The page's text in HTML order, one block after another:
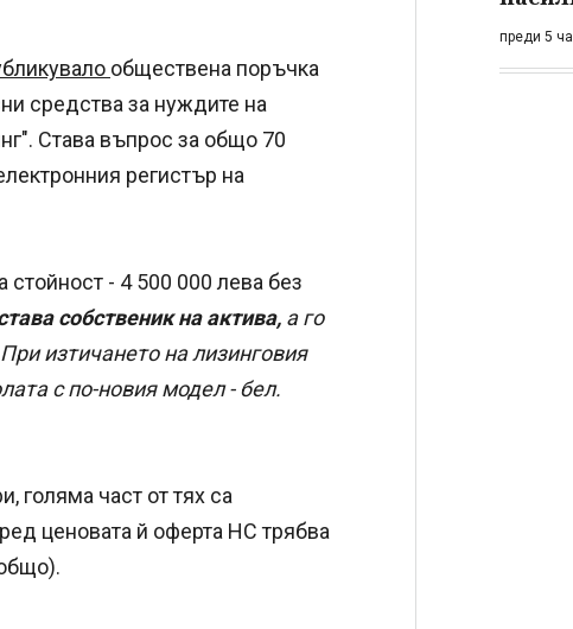
обществена поръчка
средства за нуждите на
Става въпрос за общо 70
регистър на
- 4 500 000 лева без
собственик на актива, а го
изтичането на лизинговия
с по-новия модел - бел.
голяма част от тях са
ценовата й оферта НС трябва
преди 5